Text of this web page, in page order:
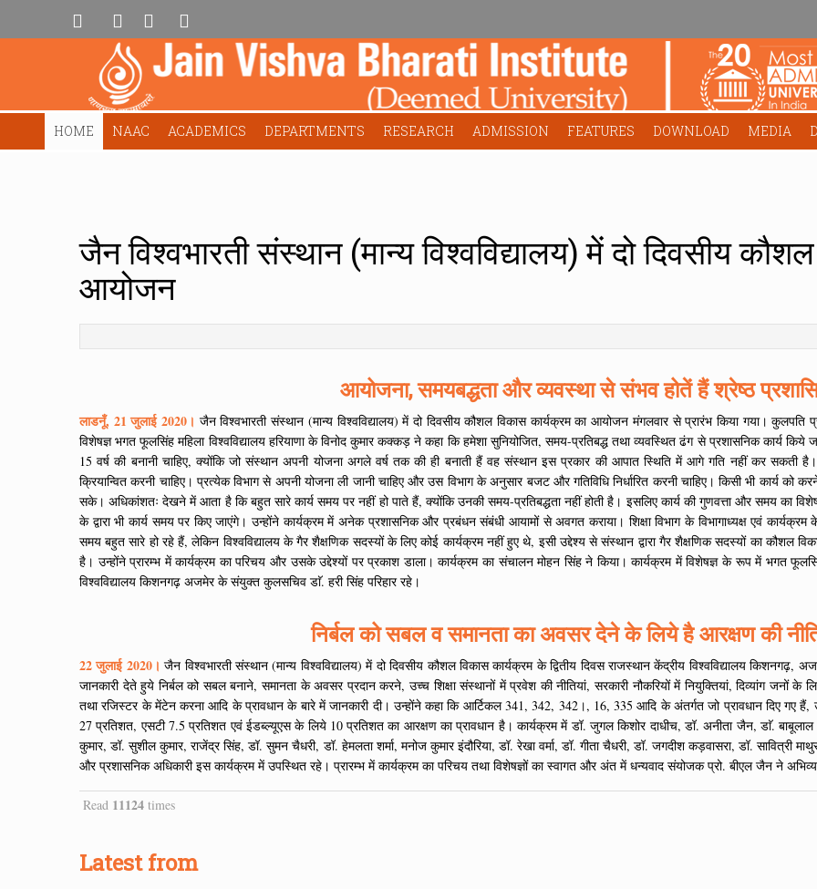
HOME NAAC ACADEMICS DEPARTMENTS RESEARCH ADMISSION FEATURES DOWNLOAD MEDIA
जैन विश्वभारती संस्थान (मान्य विश्वविद्यालय) में दो दिवसीय
आयोजन
आयोजना, समयबद्धता और व्यवस्था से संभव होतें हैं श्रेष्ठ
लाडनूँ, 21 जुलाई 2020। जैन विश्वभारती संस्थान (मान्य विश्वविद्यालय) में दो दिवसीय कौशल विकास कार्यक्रम का आयोजन मंगलवार से प्रारंभ किया गया।
विशेषज्ञ भगत फूलसिंह महिला विश्वविद्यालय हरियाणा के विनोद कुमार कक्कड़ ने कहा कि हमेशा सुनियोजित, समय-प्रतिबद्ध तथा व्यवस्थित ढंग से प्रशासनिक कार्य
15 वर्ष की बनानी चाहिए, क्योंकि जो संस्थान अपनी योजना अगले वर्ष तक की ही बनाती हैं वह संस्थान इस प्रकार की आपात स्थिति में आगे गति नहीं कर सकती
क्रियान्वित करनी चाहिए। प्रत्येक विभाग से अपनी योजना ली जानी चाहिए और उस विभाग के अनुसार बजट और गतिविधि निर्धारित करनी चाहिए। किसी भी कार्य को
सके। अधिकांशतः देखने में आता है कि बहुत सारे कार्य समय पर नहीं हो पाते हैं, क्योंकि उनकी समय-प्रतिबद्धता नहीं होती है। इसलिए कार्य की गुणवत्ता और समय का
के द्वारा भी कार्य समय पर किए जाएंगे। उन्होंने कार्यक्रम में अनेक प्रशासनिक और प्रबंधन संबंधी आयामों से अवगत कराया। शिक्षा विभाग के विभागाध्यक्ष एवं
समय बहुत सारे हो रहे हैं, लेकिन विश्वविद्यालय के गैर शैक्षणिक सदस्यों के लिए कोई कार्यक्रम नहीं हुए थे, इसी उद्देश्य से संस्थान द्वारा गैर शैक्षणिक सदस्यों का कौशल
है। उन्होंने प्रारम्भ में कार्यक्रम का परिचय और उसके उद्देश्यों पर प्रकाश डाला। कार्यक्रम का संचालन मोहन सिंह ने किया। कार्यक्रम में विशेषज्ञ के रूप में भगत
विश्वविद्यालय किशनगढ़ अजमेर के संयुक्त कुलसचिव डाॅ. हरी सिंह परिहार रहे।
निर्बल को सबल व समानता का अवसर देने के लिये है आरक्षण की
22 जुलाई 2020। जैन विश्वभारती संस्थान (मान्य विश्वविद्यालय) में दो दिवसीय कौशल विकास कार्यक्रम के द्वितीय दिवस राजस्थान केंद्रीय विश्वविद्यालय
जानकारी देते हुये निर्बल को सबल बनाने, समानता के अवसर प्रदान करने, उच्च शिक्षा संस्थानों में प्रवेश की नीतियां, सरकारी नौकरियों में नियुक्तियां, दिव्यांग जनों के
तथा रजिस्टर के मेंटेन करना आदि के प्रावधान के बारे में जानकारी दी। उन्होंने कहा कि आर्टिकल 341, 342, 342।, 16, 335 आदि के अंतर्गत जो प्रावधान दिए गए हैं,
27 प्रतिशत, एसटी 7.5 प्रतिशत एवं ईडब्ल्यूएस के लिये 10 प्रतिशत का आरक्षण का प्रावधान है। कार्यक्रम में डॉ. जुगल किशोर दाधीच, डॉ. अनीता जैन, डाॅ. बाबूलाल
कुमार, डॉ. सुशील कुमार, राजेंद्र सिंह, डॉ. सुमन चैधरी, डॉ. हेमलता शर्मा, मनोज कुमार इंदौरिया, डॉ. रेखा वर्मा, डॉ. गीता चैधरी, डॉ. जगदीश कड़वासरा, डॉ. सावित्री
और प्रशासनिक अधिकारी इस कार्यक्रम में उपस्थित रहे। प्रारम्भ में कार्यक्रम का परिचय तथा विशेषज्ञों का स्वागत और अंत में धन्यवाद संयोजक प्रो. बीएल जैन ने
Read 11124 times
Latest from